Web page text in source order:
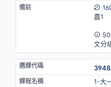
農1
文分
3948
1-大